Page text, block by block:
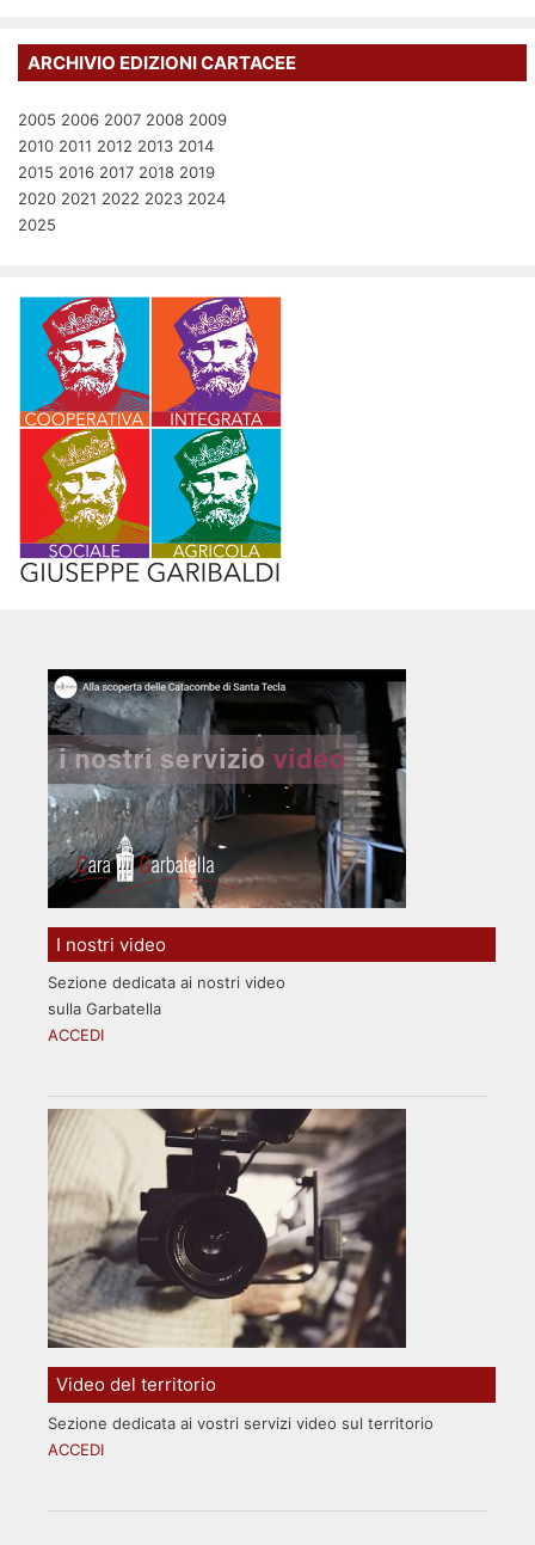
ARCHIVIO EDIZIONI CARTACEE
2005 2006 2007 2008 2009
2010 2011 2012 2013 2014
2015 2016 2017 2018 2019
2020 2021 2022 2023 2024
2025
I nostri video
Sezione dedicata ai nostri video
sulla Garbatella
ACCEDI
Video del territorio
Sezione dedicata ai vostri servizi video sul territorio
ACCEDI